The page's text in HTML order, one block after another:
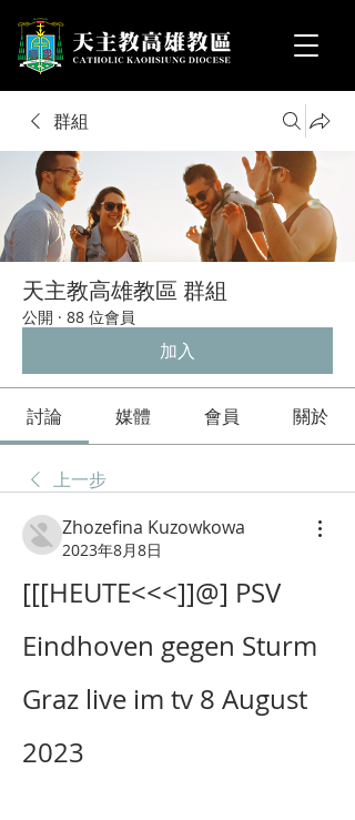
群組
天主教高雄教區 群組
公開 · 88 位會員
加入
討論 媒體 會員 關於
上一步
Zhozefina Kuzowkowa
2023年8月8日
[[[HEUTE<<<]]@] PSV
Eindhoven gegen Sturm
Graz live im tv 8 August
2023